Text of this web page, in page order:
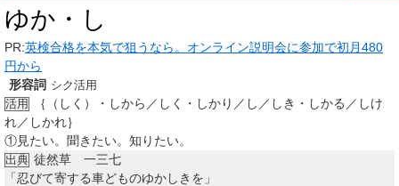
ゆか・し
PR:英検合格を本気で狙うなら。オンライン説明会に参加で初月480
円から
形容詞 シク活用
活用
｛（しく）・しから／しく・しかり／し／しき・しかる／しけ
れ／しかれ｝
①見たい。聞きたい。知りたい。
出典 徒然草 一三七
「忍びて寄する車どものゆかしきを」